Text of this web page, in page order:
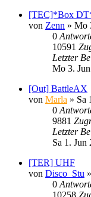
[TEC]*Box
von Zenn » Mo
0
10591
Letzter
Mo 3.
[Out] BattleAX
von Marla » Sa
0
9881
Letzter
Sa 1. Jun
[TER] UHF
von Disco_Stu »
0
10258